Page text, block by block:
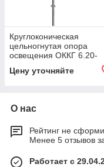
Круглоконическая
цельногнутая опора
освещения ОККГ 6.20-
Цену уточняйте
О нас
Рейтинг не
Менее 5 отзывов
Работает с